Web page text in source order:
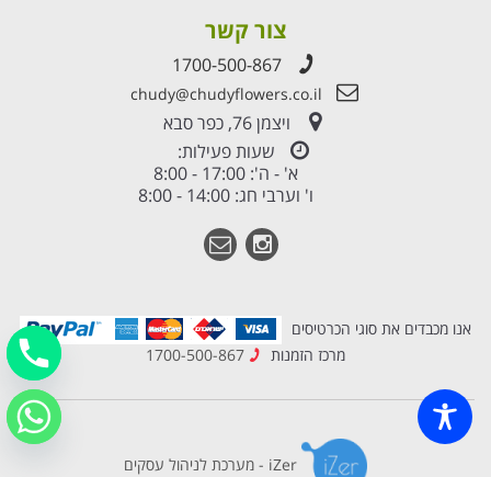
צור קשר
1700-500-867
chudy@chudyflowers.co.il
ויצמן 76, כפר סבא
שעות פעילות:
א' - ה': 17:00 - 8:00
ו' וערבי חג: 14:00 - 8:00
אנו מכבדים את סוגי הכרטיסים
מרכז הזמנות
iZer - מערכת לניהול עסקים